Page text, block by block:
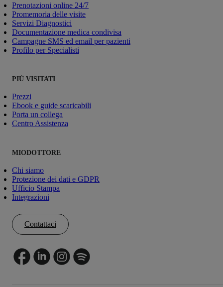
Prenotazioni online 24/7
Promemoria delle visite
Servizi Diagnostici
Documentazione medica condivisa
Campagne SMS ed email per pazienti
Profilo per Specialisti
PIÙ VISITATI
Prezzi
Ebook e guide scaricabili
Porta un collega
Centro Assistenza
MIODOTTORE
Chi siamo
Protezione dei dati e GDPR
Ufficio Stampa
Integrazioni
Contattaci